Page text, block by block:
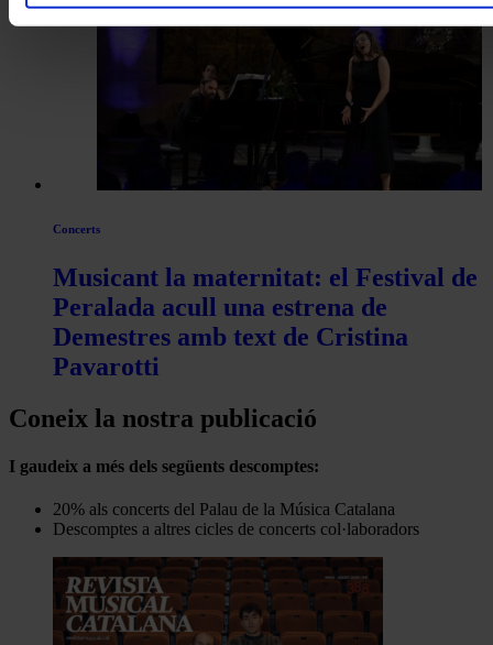
Concerts
Musicant la maternitat: el Festival de
Peralada acull una estrena de
Demestres amb text de Cristina
Pavarotti
Coneix la nostra publicació
I gaudeix a més dels següents descomptes:
20% als concerts del Palau de la Música Catalana
Descomptes a altres cicles de concerts col·laboradors